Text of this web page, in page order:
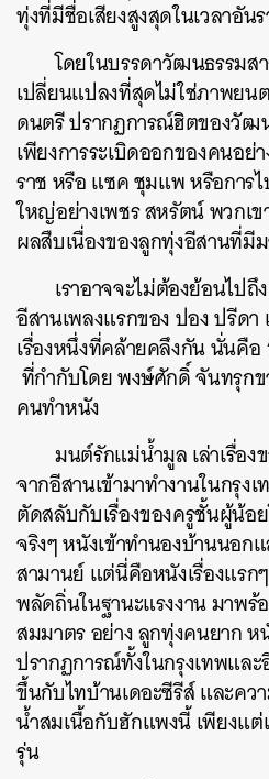
ทุ่งที่มีชื่อเสียงสูงสุดในเวลาอันร
โดยในบรรดาวัฒนธรรมส
เปลี่ยนแปลงที่สุดไม่ใช่ภาพยน
ดนตรี ปรากฏการณ์ฮิตของวัฒ
เพียงการระเบิดออกของคนอย่
ราช หรือ แซค ชุมแพ หรือการ
ใหญ่อย่างเพชร สหรัตน์ พวกเ
ผลสืบเนื่องของลูกทุ่งอีสานที่มี
เราอาจจะไม่ต้องย้อนไป
อีสานเพลงแรกของ ปอง ปรีดา
เรื่องหนึ่งที่คล้ายคลึงกัน นั่นคือ
ที่กำกับโดย พงษ์ศักดิ์ จันทรุกข
คนทำหนัง
มนต์รักแม่น้ำมูล เล่าเรื่อ
จากอีสานเข้ามาทำงานในกรุง
ตัดสลับกับเรื่องของครูชั้นผู้น้อ
จริงๆ หนังเข้าทำนองบ้านนอก
สามานย์ แต่นี่คือหนังเรื่องแรก
พลัดถิ่นในฐานะแรงงาน มาพร้
สมมาตร อย่าง ลูกทุ่งคนยาก ห
ปรากฏการณ์ทั้งในกรุงเทพแล
ขึ้นกับไทบ้านเดอะซีรีส์ และคว
น้ำสมเนื้อกับฮักแพงนี้ เพียงแ
รุ่น